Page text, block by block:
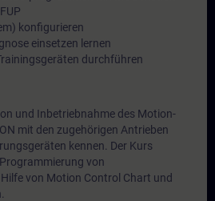
konfigurieren
einsetzen lernen
durchführen
und Inbetriebnahme des Motion-
mit den zugehörigen Antrieben
kennen. Der Kurs
von
von Motion Control Chart und